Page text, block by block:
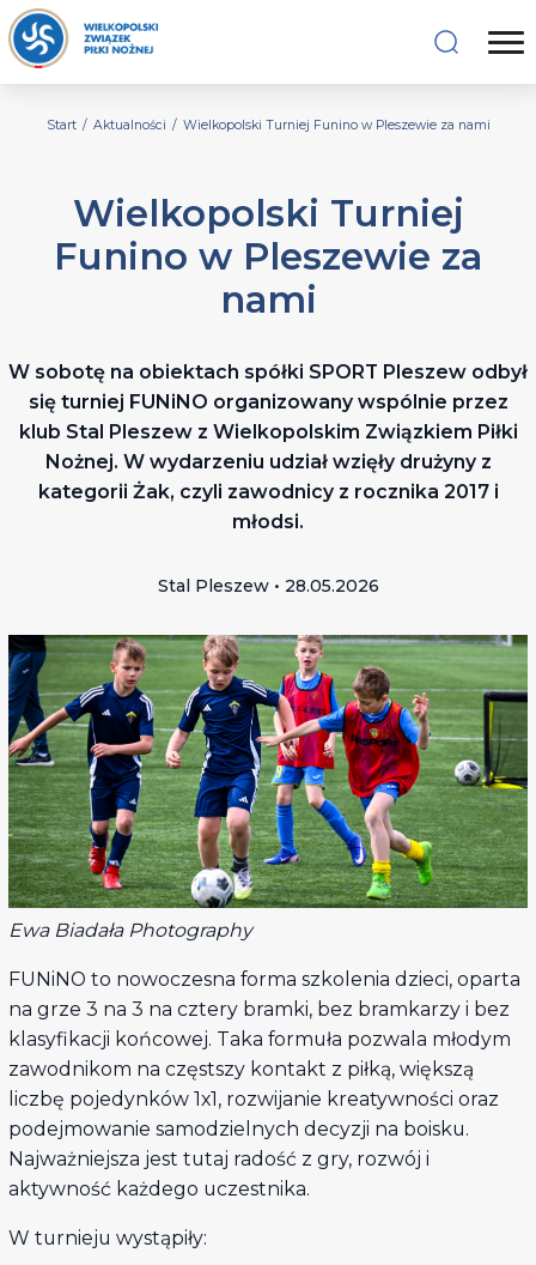
Start / Aktualności / Wielkopolski Turniej Funino w Pleszewie za nami
Wielkopolski Turniej
Funino w Pleszewie za
nami
W sobotę na obiektach spółki SPORT Pleszew odbył
się turniej FUNiNO organizowany wspólnie przez
klub Stal Pleszew z Wielkopolskim Związkiem Piłki
Nożnej. W wydarzeniu udział wzięły drużyny z
kategorii Żak, czyli zawodnicy z rocznika 2017 i
młodsi.
Stal Pleszew • 28.05.2026
Ewa Biadała Photography
FUNiNO to nowoczesna forma szkolenia dzieci, oparta
na grze 3 na 3 na cztery bramki, bez bramkarzy i bez
klasyfikacji końcowej. Taka formuła pozwala młodym
zawodnikom na częstszy kontakt z piłką, większą
liczbę pojedynków 1x1, rozwijanie kreatywności oraz
podejmowanie samodzielnych decyzji na boisku.
Najważniejsza jest tutaj radość z gry, rozwój i
aktywność każdego uczestnika.
W turnieju wystąpiły: